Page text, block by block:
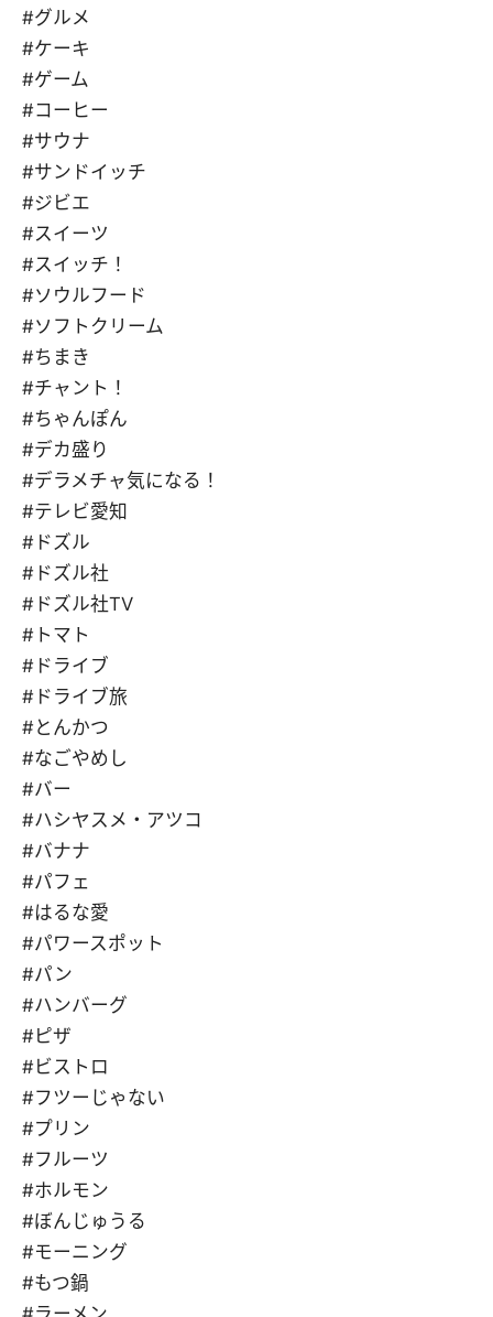
#グルメ
#ケーキ
#ゲーム
#コーヒー
#サウナ
#サンドイッチ
#ジビエ
#スイーツ
#スイッチ！
#ソウルフード
#ソフトクリーム
#ちまき
#チャント！
#ちゃんぽん
#デカ盛り
#デラメチャ気になる！
#テレビ愛知
#ドズル
#ドズル社
#ドズル社TV
#トマト
#ドライブ
#ドライブ旅
#とんかつ
#なごやめし
#バー
#ハシヤスメ・アツコ
#バナナ
#パフェ
#はるな愛
#パワースポット
#パン
#ハンバーグ
#ピザ
#ビストロ
#フツーじゃない
#プリン
#フルーツ
#ホルモン
#ぼんじゅうる
#モーニング
#もつ鍋